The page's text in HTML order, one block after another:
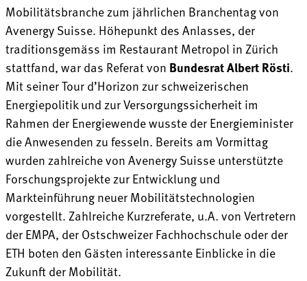
Mobilitätsbranche zum jährlichen Branchentag von
Avenergy Suisse. Höhepunkt des Anlasses, der
traditionsgemäss im Restaurant Metropol in Zürich
stattfand, war das Referat von Bundesrat Albert Rösti.
Mit seiner Tour d’Horizon zur schweizerischen
Energiepolitik und zur Versorgungssicherheit im
Rahmen der Energiewende wusste der Energieminister
die Anwesenden zu fesseln. Bereits am Vormittag
wurden zahlreiche von Avenergy Suisse unterstützte
Forschungsprojekte zur Entwicklung und
Markteinführung neuer Mobilitätstechnologien
vorgestellt. Zahlreiche Kurzreferate, u.A. von Vertretern
der EMPA, der Ostschweizer Fachhochschule oder der
ETH boten den Gästen interessante Einblicke in die
Zukunft der Mobilität.